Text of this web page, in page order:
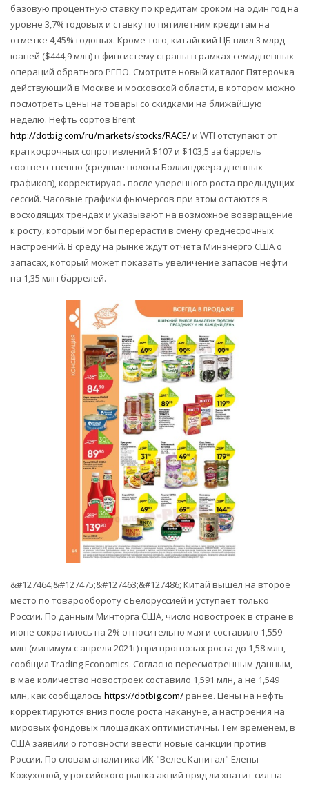
базовую процентную ставку по кредитам сроком на один год на
уровне 3,7% годовых и ставку по пятилетним кредитам на
отметке 4,45% годовых. Кроме того, китайский ЦБ влил 3 млрд
юаней ($444,9 млн) в финсистему страны в рамках семидневных
операций обратного РЕПО. Смотрите новый каталог Пятерочка
действующий в Москве и московской области, в котором можно
посмотреть цены на товары со скидками на ближайшую
неделю. Нефть сортов Brent
http://dotbig.com/ru/markets/stocks/RACE/и WTI отступают от
краткосрочных сопротивлений $107 и $103,5 за баррель
соответственно (средние полосы Боллинджера дневных
графиков), корректируясь после уверенного роста предыдущих
сессий. Часовые графики фьючерсов при этом остаются в
восходящих трендах и указывают на возможное возвращение
к росту, который мог бы перерасти в смену среднесрочных
настроений. В среду на рынке ждут отчета Минэнерго США о
запасах, который может показать увеличение запасов нефти
на 1,35 млн баррелей.
&#127464;&#127475;&#127463;&#127486; Китай вышел на второе
место по товарообороту с Белоруссией и уступает только
России. По данным Минторга США, число новостроек в стране в
июне сократилось на 2% относительно мая и составило 1,559
млн (минимум с апреля 2021г) при прогнозах роста до 1,58 млн,
сообщил Trading Economics. Согласно пересмотренным данным,
в мае количество новостроек составило 1,591 млн, а не 1,549
млн, как сообщалось https://dotbig.com/ранее. Цены на нефть
корректируются вниз после роста накануне, а настроения на
мировых фондовых площадках оптимистичны. Тем временем, в
США заявили о готовности ввести новые санкции против
России. По словам аналитика ИК "Велес Капитал" Елены
Кожуховой, у российского рынка акций вряд ли хватит сил на